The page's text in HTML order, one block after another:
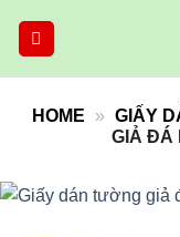
HOME » GIẤY
GIẢ ĐÁ